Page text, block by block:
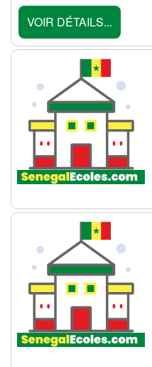
VOIR DÉTAILS...